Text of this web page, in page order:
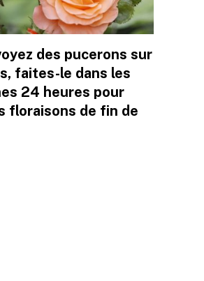
des pucerons sur
faites-le dans les
24 heures pour
floraisons de fin de